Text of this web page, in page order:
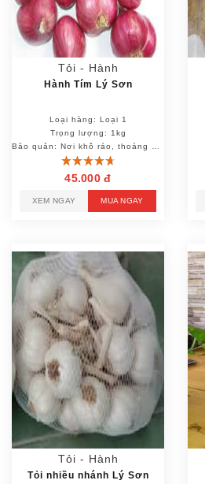
Tỏi - Hành
Hành Tím Lý Sơn
Loại hàng: Loại 1
Trọng lượng: 1kg
45.000 đ
XEM NGAY MUA NGAY
Tỏi - Hành
Tỏi nhiều nhánh Lý Sơn